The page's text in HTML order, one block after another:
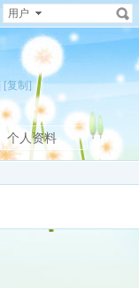
用户
[复制]
个人资料